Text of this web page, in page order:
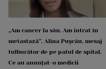
„Am cancer la sân. Am intrat în
metastază”. Alina Pușcău, mesaj
tulburător de pe patul de spital.
Ce au anunțat-o medicii